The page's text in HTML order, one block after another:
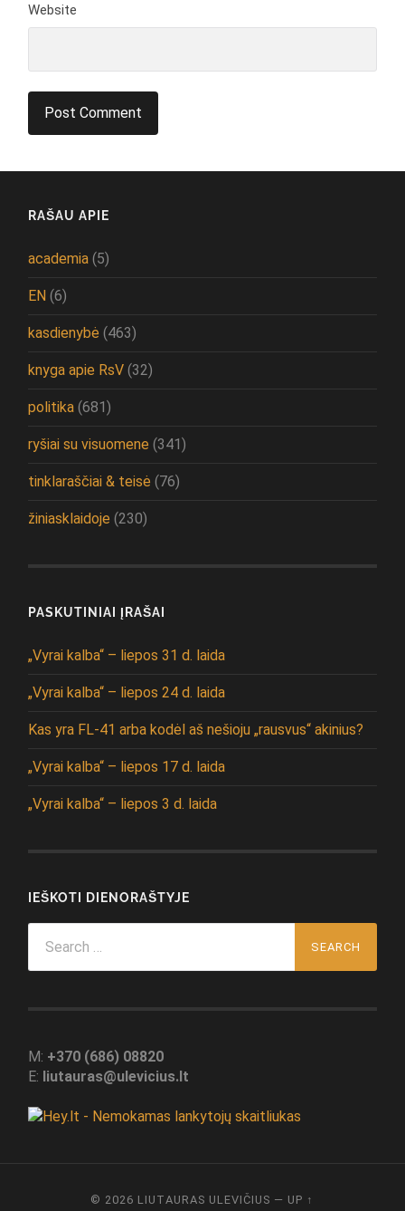
Website
RAŠAU APIE
academia (5)
EN (6)
kasdienybė (463)
knyga apie RsV (32)
politika (681)
ryšiai su visuomene (341)
tinklaraščiai & teisė (76)
žiniasklaidoje (230)
PASKUTINIAI ĮRAŠAI
„Vyrai kalba“ – liepos 31 d. laida
„Vyrai kalba“ – liepos 24 d. laida
Kas yra FL-41 arba kodėl aš nešioju „rausvus“ akinius?
„Vyrai kalba“ – liepos 17 d. laida
„Vyrai kalba“ – liepos 3 d. laida
IEŠKOTI DIENORAŠTYJE
for:
M: +370 (686) 08820
E: liutauras@ulevicius.lt
© 2026 LIUTAURAS ULEVIČIUS — UP ↑